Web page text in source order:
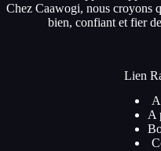
Chez Caawogi, nous croyons
bien, confiant et fier
Lien
A